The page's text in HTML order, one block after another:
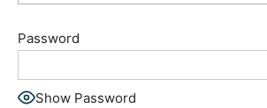
Password
Show Password